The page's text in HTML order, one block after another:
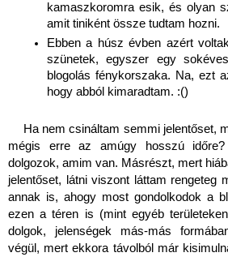
kamaszkoromra esik, és olyan
amit tiniként össze tudtam hozni.
Ebben a húsz évben azért
szünetek, egyszer egy
blogolás fénykorszaka. Na, ezt
hogy abból kimaradtam. :()
Ha nem csináltam semmi jelentőset,
mégis erre az amúgy hosszú
dolgozok, amim van. Másrészt, mert
jelentőset, látni viszont láttam rengeteg
annak is, ahogy most gondolkodok a
ezen a téren is (mint egyéb
dolgok, jelenségek más-más
végül, mert ekkora távolból már